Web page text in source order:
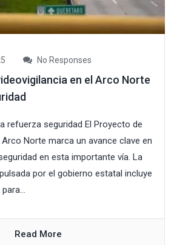
No Responses
en el Arco Norte
refuerza seguridad El Proyecto de
Norte marca un avance clave en
en esta importante vía. La
por el gobierno estatal incluye
Read More